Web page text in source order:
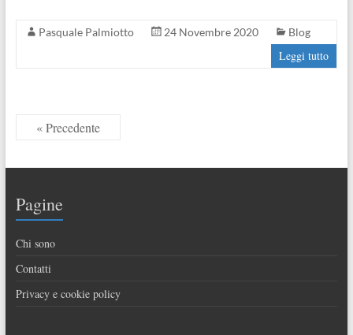
Pasquale Palmiotto 24 Novembre 2020 Blog
Leggi tutto
« Precedente
Pagine
Chi sono
Contatti
Privacy e cookie policy